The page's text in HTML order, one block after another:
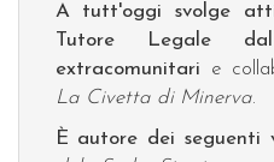
A tutt'oggi svolge
Tutore Legale
extracomunitari e
La Civetta di Minerva.
È autore dei seguenti